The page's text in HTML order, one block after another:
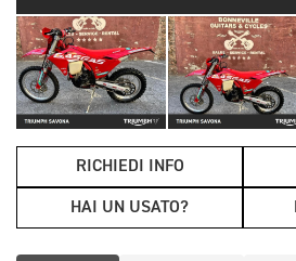
RICHIEDI INFO
HAI UN USATO?